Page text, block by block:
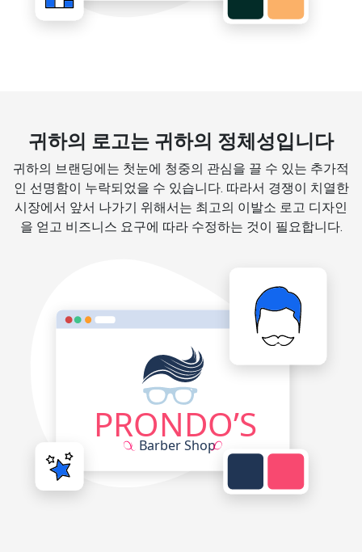
귀하의 로고는 귀하의 정체성입니다
귀하의 브랜딩에는 첫눈에 청중의 관심을 끌 수 있는 추가적
인 선명함이 누락되었을 수 있습니다. 따라서 경쟁이 치열한
시장에서 앞서 나가기 위해서는 최고의 이발소 로고 디자인
을 얻고 비즈니스 요구에 따라 수정하는 것이 필요합니다.